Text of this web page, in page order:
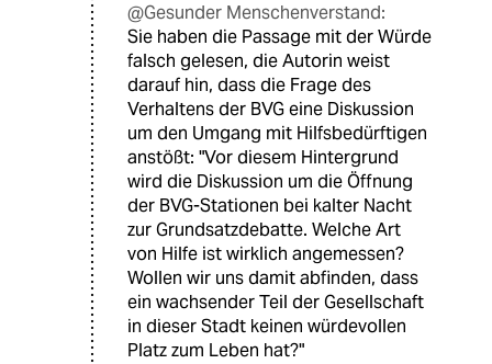
@Gesunder Menschenverstand:
Sie haben die Passage mit der Würde
falsch gelesen, die Autorin weist
darauf hin, dass die Frage des
Verhaltens der BVG eine Diskussion
um den Umgang mit Hilfsbedürftigen
anstößt: "Vor diesem Hintergrund
wird die Diskussion um die Öffnung
der BVG-Stationen bei kalter Nacht
zur Grundsatzdebatte. Welche Art
von Hilfe ist wirklich angemessen?
Wollen wir uns damit abfinden, dass
ein wachsender Teil der Gesellschaft
in dieser Stadt keinen würdevollen
Platz zum Leben hat?"